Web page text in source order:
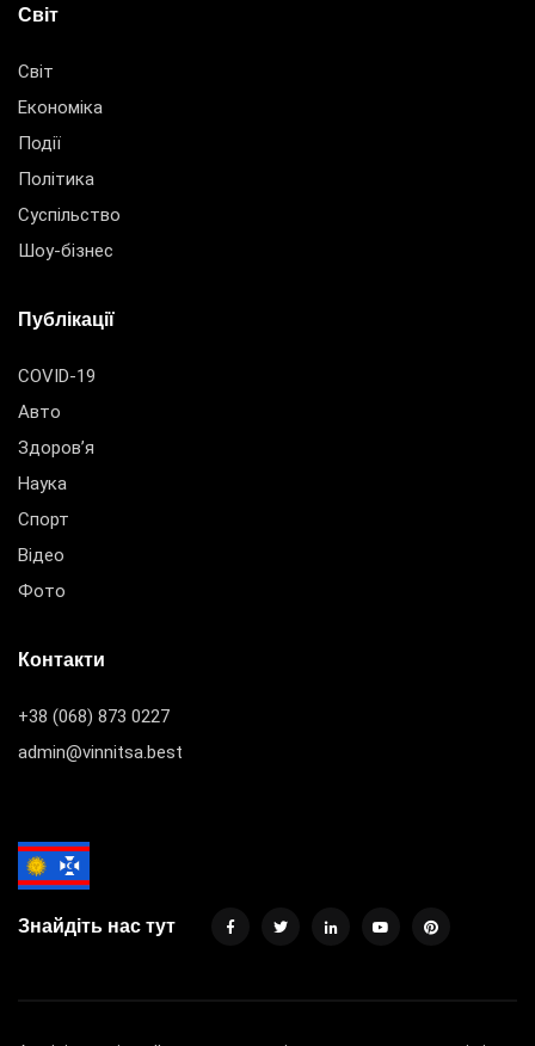
Світ
Світ
Економіка
Події
Політика
Суспільство
Шоу-бізнес
Публікації
COVID-19
Авто
Здоров’я
Наука
Спорт
Відео
Фото
Контакти
+38 (068) 873 0227
admin@vinnitsa.best
Знайдіть нас тут